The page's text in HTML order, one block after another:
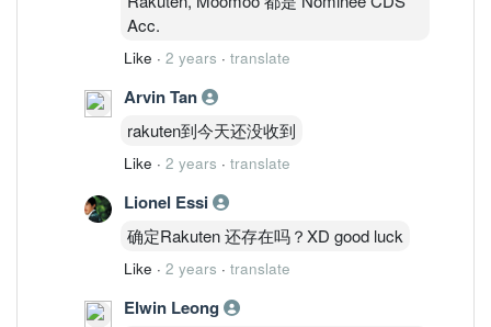
Acc.
Like · 2 years · translate
Arvin Tan
rakuten到今天还没收到
Like · 2 years · translate
Lionel Essi
确定Rakuten 还存在吗？XD good luck
Like · 2 years · translate
Elwin Leong